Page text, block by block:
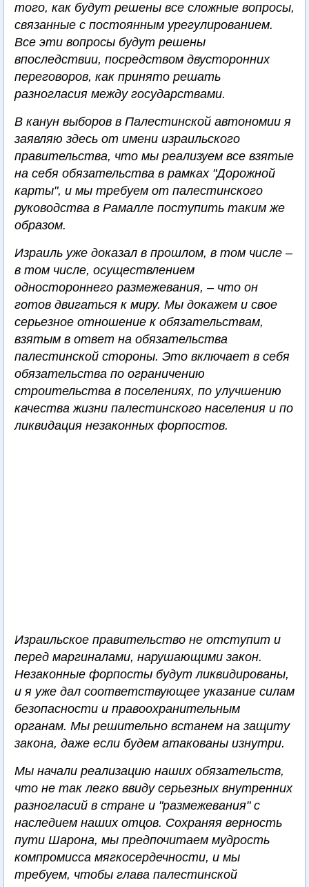
того, как будут решены все сложные вопросы,
связанные с постоянным урегулированием.
Все эти вопросы будут решены
впоследствии, посредством двусторонних
переговоров, как принято решать
разногласия между государствами.
В канун выборов в Палестинской автономии я
заявляю здесь от имени израильского
правительства, что мы реализуем все взятые
на себя обязательства в рамках "Дорожной
карты", и мы требуем от палестинского
руководства в Рамалле поступить таким же
образом.
Израиль уже доказал в прошлом, в том числе –
в том числе, осуществлением
одностороннего размежевания, – что он
готов двигаться к миру. Мы докажем и свое
серьезное отношение к обязательствам,
взятым в ответ на обязательства
палестинской стороны. Это включает в себя
обязательства по ограничению
строительства в поселениях, по улучшению
качества жизни палестинского населения и по
ликвидация незаконных форпостов.
Израильское правительство не отступит и
перед маргиналами, нарушающими закон.
Незаконные форпосты будут ликвидированы,
и я уже дал соответствующее указание силам
безопасности и правоохранительным
органам. Мы решительно встанем на защиту
закона, даже если будем атакованы изнутри.
Мы начали реализацию наших обязательств,
что не так легко ввиду серьезных внутренних
разногласий в стране и "размежевания" с
наследием наших отцов. Сохраняя верность
пути Шарона, мы предпочитаем мудрость
компромисса мягкосердечности, и мы
требуем, чтобы глава палестинской